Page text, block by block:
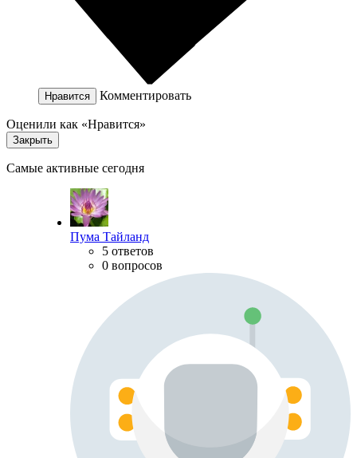
Нравится Комментировать
Оценили как «Нравится»
Закрыть
Самые активные сегодня
Пума Тайланд
5 ответов
0 вопросов